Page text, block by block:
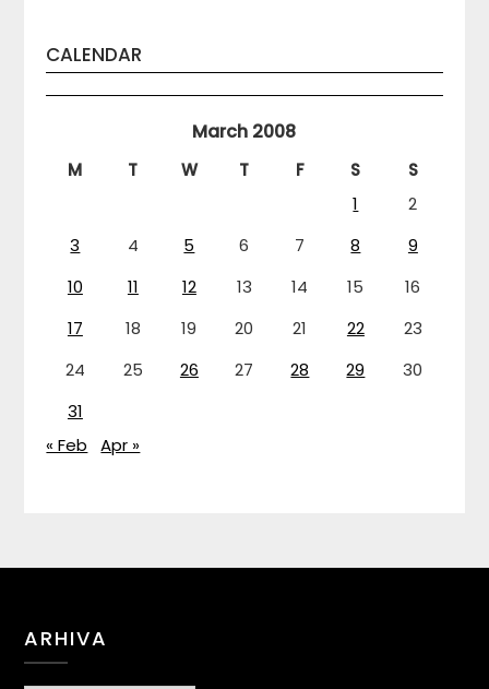
CALENDAR
March 2008
M T W T F S
S
1
2
3
4 5 6 7 8
9
10
11 12 13 14 15
16
17
18 19 20 21 22
23
24
25 26 27 28 29
30
31
« Feb
Apr »
ARHIVA